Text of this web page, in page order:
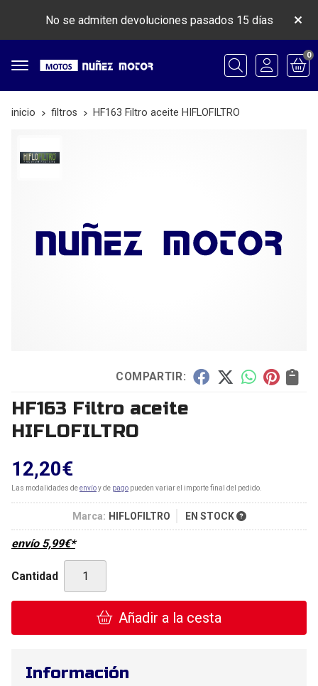
No se admiten devoluciones pasados 15 días
Buscar
0
inicio filtros HF163 Filtro aceite HIFLOFILTRO
COMPARTIR:
HF163 Filtro aceite
HIFLOFILTRO
12,20€
Las modalidades deenvíoy de pago pueden variar el importe final del pedido.
Marca: HIFLOFILTRO EN STOCK
envío 5,99€*
Cantidad
Añadir a la cesta
Información